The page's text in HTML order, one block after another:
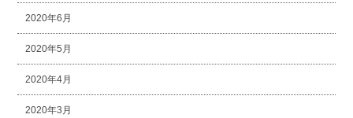
2020年6月
2020年5月
2020年4月
2020年3月